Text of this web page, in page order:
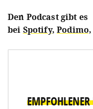
Den Podcast gibt es
bei Spotify,Podimo,